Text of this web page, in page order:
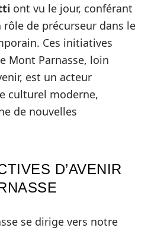
ont vu le jour, conférant
rôle de précurseur dans le
Ces initiatives
Mont Parnasse, loin
est un acteur
culturel moderne,
de nouvelles
D’AVENIR
se dirige vers notre